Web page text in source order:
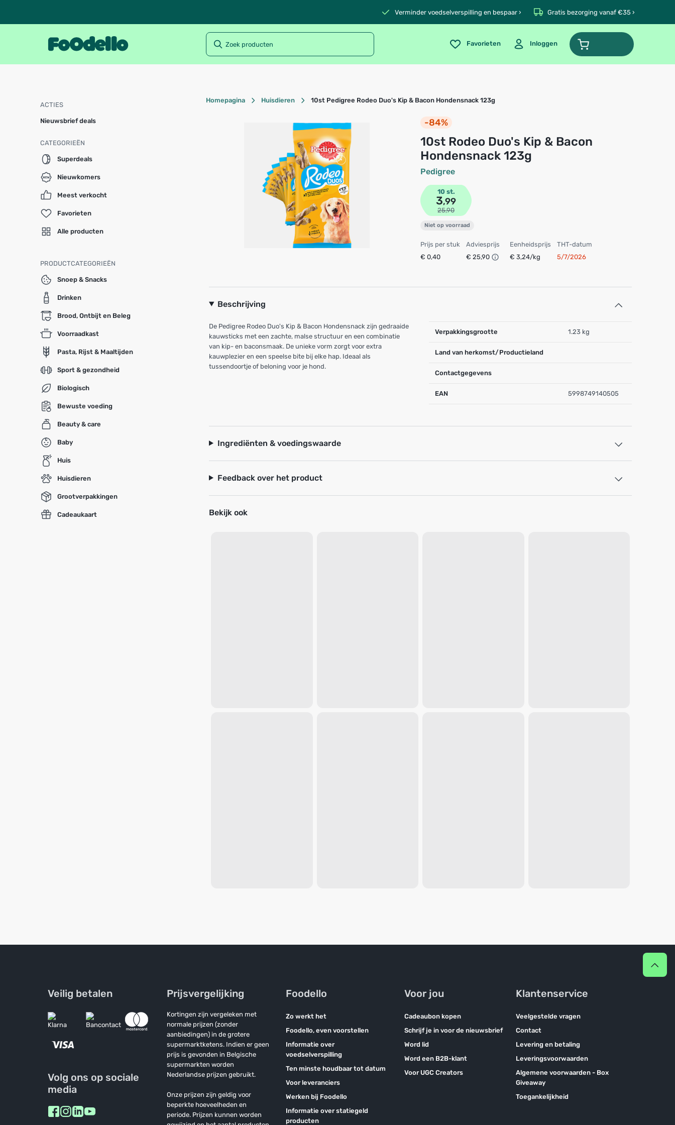
Verminder voedselverspilling en bespaar › Gratis bezorging vanaf €35 ›
Favorieten Inloggen
ACTIES
Nieuwsbrief deals
CATEGORIEËN
Superdeals
Nieuwkomers
Meest verkocht
Favorieten
Alle producten
PRODUCTCATEGORIEËN
Snoep & Snacks
Drinken
Brood, Ontbijt en Beleg
Voorraadkast
Pasta, Rijst & Maaltijden
Sport & gezondheid
Biologisch
Bewuste voeding
Beauty & care
Baby
Huis
Huisdieren
Grootverpakkingen
Cadeaukaart
Homepagina Huisdieren 10st Pedigree Rodeo Duo's Kip & Bacon Hondensnack 123g
-84%
10st Rodeo Duo's Kip & Bacon
Hondensnack 123g
Pedigree
10 st.
3,99
25,90
Niet op voorraad
Prijs per stuk
€ 0,40
Adviesprijs
€ 25,90
Eenheidsprijs
€ 3,24/kg
THT-datum
5/7/2026
Beschrijving
De Pedigree Rodeo Duo's Kip & Bacon Hondensnack zijn gedraaide
kauwsticks met een zachte, malse structuur en een combinatie
van kip- en baconsmaak. De unieke vorm zorgt voor extra
kauwplezier en een speelse bite bij elke hap. Ideaal als
tussendoortje of beloning voor je hond.
Verpakkingsgrootte 1.23 kg
Land van herkomst/Productieland
Contactgegevens
EAN 5998749140505
Ingrediënten & voedingswaarde
Feedback over het product
Bekijk ook
Veilig betalen
Volg ons op sociale
media
Prijsvergelijking
Kortingen zijn vergeleken met
normale prijzen (zonder
aanbiedingen) in de grotere
supermarktketens. Indien er geen
prijs is gevonden in Belgische
supermarkten worden
Nederlandse prijzen gebruikt.
Onze prijzen zijn geldig voor
beperkte hoeveelheden en
periode. Prijzen kunnen worden
Foodello
Zo werkt het
Foodello, even voorstellen
Informatie over
voedselverspilling
Ten minste houdbaar tot datum
Voor leveranciers
Werken bij Foodello
Informatie over statiegeld
producten
Voor jou
Cadeaubon kopen
Schrijf je in voor de nieuwsbrief
Word lid
Word een B2B-klant
Voor UGC Creators
Klantenservice
Veelgestelde vragen
Contact
Levering en betaling
Leveringsvoorwaarden
Algemene voorwaarden - Box
Giveaway
Toegankelijkheid